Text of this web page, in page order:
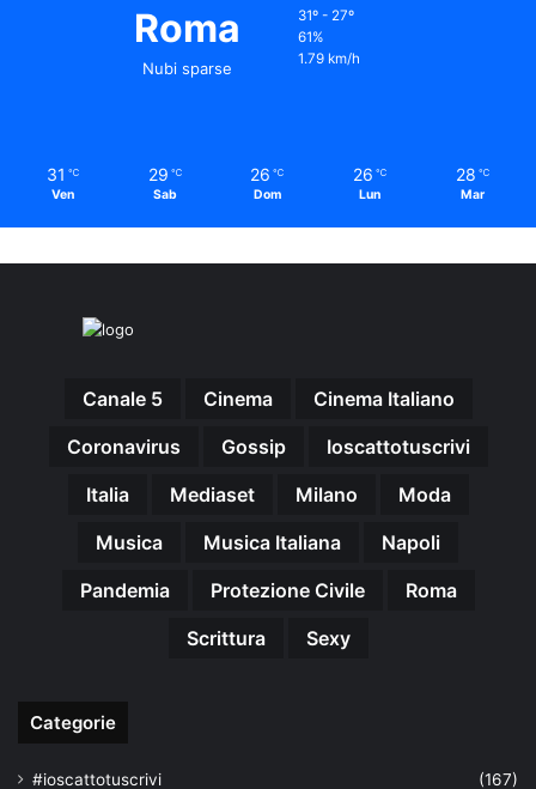
Roma
Nubi sparse
31º - 27º
61%
1.79 km/h
31 ℃
Ven
29 ℃
Sab
26 ℃
Dom
26 ℃
Lun
28 ℃
Mar
Canale 5 Cinema
Cinema Italiano
Coronavirus
Gossip
Ioscattotuscrivi
Italia
Mediaset Milano
Moda
Musica
Musica Italiana
Napoli
Pandemia
Protezione Civile
Roma
Scrittura
Sexy
Categorie
#ioscattotuscrivi
(167)